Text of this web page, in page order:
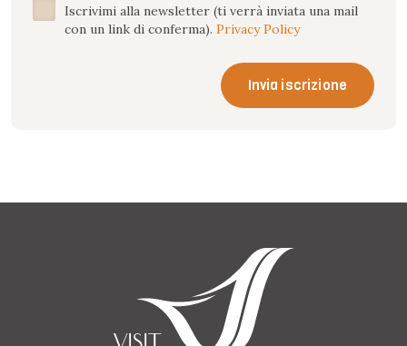
Iscrivimi alla newsletter (ti verrà inviata una mail
con un link di conferma). Privacy Policy
Invia iscrizione